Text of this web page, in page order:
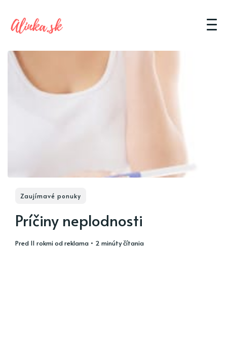
Zaujímavé ponuky
Príčiny neplodnosti
pred 11 rokmiodreklama • 2 minúty čítania